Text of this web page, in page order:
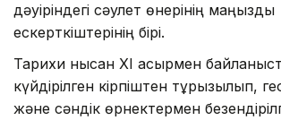
дәуіріндегі сәулет өнерінің маңызды
ескерткіштерінің бірі.
Тарихи нысан XI ғасырмен
күйдірілген кірпіштен тұрғызылып,
және сәндік өрнектермен